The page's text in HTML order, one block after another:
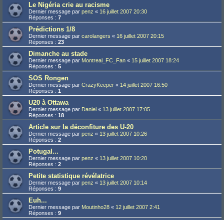
Le Nigéria crie au racisme
Dernier message par penz « 16 juillet 2007 20:30
Réponses : 7
Prédictions 1/8
Dernier message par carolangers « 16 juillet 2007 20:15
Réponses : 23
Dimanche au stade
Dernier message par Montreal_FC_Fan « 15 juillet 2007 18:24
Réponses : 5
SOS Rongen
Dernier message par CrazyKeeper « 14 juillet 2007 16:50
Réponses : 1
U20 à Ottawa
Dernier message par Daniel « 13 juillet 2007 17:05
Réponses : 18
Article sur la déconfiture des U-20
Dernier message par penz « 13 juillet 2007 10:26
Réponses : 2
Potugal...
Dernier message par penz « 13 juillet 2007 10:20
Réponses : 2
Petite statistique révélatrice
Dernier message par penz « 13 juillet 2007 10:14
Réponses : 9
Euh...
Dernier message par Moutinho28 « 12 juillet 2007 2:41
Réponses : 9